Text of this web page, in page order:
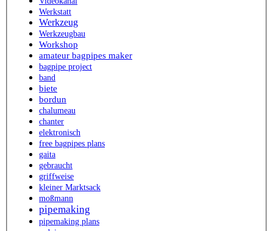
Werkstatt
Werkzeug
Werkzeugbau
Workshop
amateur bagpipes maker
bagpipe project
band
biete
bordun
chalumeau
chanter
elektronisch
free bagpipes plans
gaita
gebraucht
griffweise
kleiner Marktsack
moßmann
pipemaking
pipemaking plans